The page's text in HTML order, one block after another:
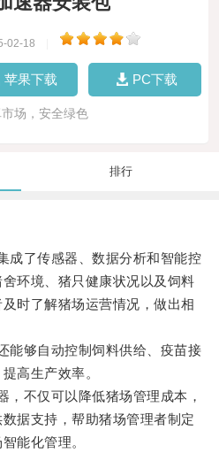
02-18
苹果下载 PC下载
场，安全绿色
排行
了传感器、数据分析和智能控
环境、猪只健康状况以及饲料
时了解猪场运营情况，做出相
够自动控制饲料供给、疫苗接
高生产效率。
不仅可以降低猪场管理成本，
据支持，帮助猪场管理者制定
能化管理。